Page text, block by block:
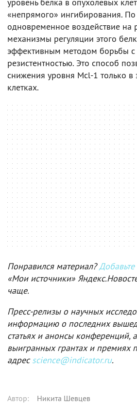
«непрямого» ингибирования.
одновременное воздействие на
механизмы регуляции этого
эффективным методом борьбы
резистентностью. Это способ
снижения уровня Mcl-1 только в
клетках.
Понравился материал?
«Мои источники»
чаще.
Пресс-релизы о научных
информацию о последних
статьях и анонсы конференций,
выигранных грантах и премиях
адресscience@indicator.ru.
Автор: Никита Шевцев